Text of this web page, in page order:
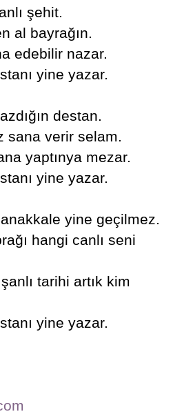
şehit.
al bayrağın.
edebilir nazar.
yine yazar.
destan.
sana verir selam.
yaptınya mezar.
yine yazar.
yine geçilmez.
hangi canlı seni
tarihi artık kim
yine yazar.